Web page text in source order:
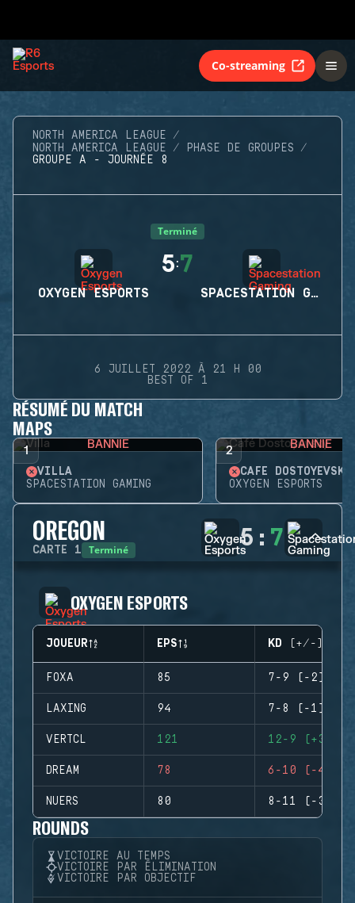
Co-streaming
NORTH AMERICA LEAGUE
NORTH AMERICA LEAGUE
PHASE DE GROUPES
GROUPE A - JOURNÉE 8
Terminé
OXYGEN ESPORTS
5:7
SPACESTATION GAMING
6 JUILLET 2022 À 21 H 00
BEST OF 1
RÉSUMÉ DU MATCH
MAPS
1 BANNIE
VILLA
SPACESTATION GAMING
2 BANNIE
CAFÉ DOSTOYEVSKY
OXYGEN ESPORTS
OREGON
CARTE 1 Terminé 5 : 7
OXYGEN ESPORTS
JOUEUR EPS KD (+/-)
FOXA 85 7-9 (-2)
LAXING 94 7-8 (-1)
VERTCL 121 12-9 (+3)
DREAM 78 6-10 (-4)
NUERS 80 8-11 (-3)
ROUNDS
VICTOIRE AU TEMPS
VICTOIRE PAR ÉLIMINATION
VICTOIRE PAR OBJECTIF